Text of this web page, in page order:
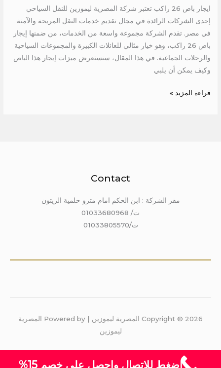
ايجار باص 26 راكب تعتبر شركة المصرية ليموزين للنقل السياحي
إحدى الشركات الرائدة في مجال تقديم خدمات النقل المريحة والآمنة
في مصر. تقدم الشركة مجموعة واسعة من الخدمات، من ضمنها إيجار
باص 26 راكب، وهو خيار مثالي للعائلات الكبيرة والمجموعات السياحية
والرحلات الجماعية. في هذا المقال، سنستعرض ميزات إيجار هذا الباص
وكيف يمكن أن يلبي
قراءة المزيد »
Contact
مقر الشركة : ابن الحكم امام مترو حلمية الزيتون
ت/ 01033680968
ت/01033805570
Copyright © 2026 المصرية ليموزين | Powered by المصرية
ليموزين
اضغط للاتصال واحصل على خصم 15%